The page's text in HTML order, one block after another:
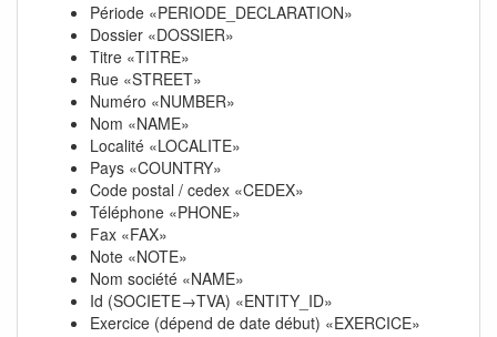
Période «PERIODE_DECLARATION»
Dossier «DOSSIER»
Titre «TITRE»
Rue «STREET»
Numéro «NUMBER»
Nom «NAME»
Localité «LOCALITE»
Pays «COUNTRY»
Code postal / cedex «CEDEX»
Téléphone «PHONE»
Fax «FAX»
Note «NOTE»
Nom société «NAME»
Id (SOCIETE→TVA) «ENTITY_ID»
Exercice (dépend de date début) «EXERCICE»